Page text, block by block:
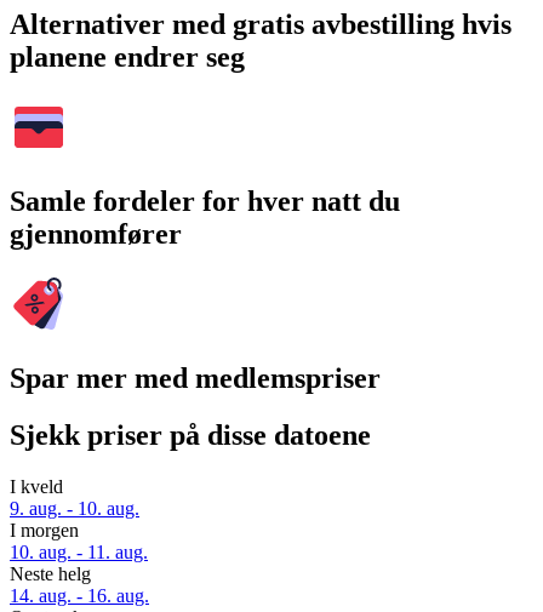
Alternativer med gratis avbestilling hvis
planene endrer seg
Samle fordeler for hver natt du
gjennomfører
Spar mer med medlemspriser
Sjekk priser på disse datoene
I kveld
9. aug. - 10. aug.
I morgen
10. aug. - 11. aug.
Neste helg
14. aug. - 16. aug.